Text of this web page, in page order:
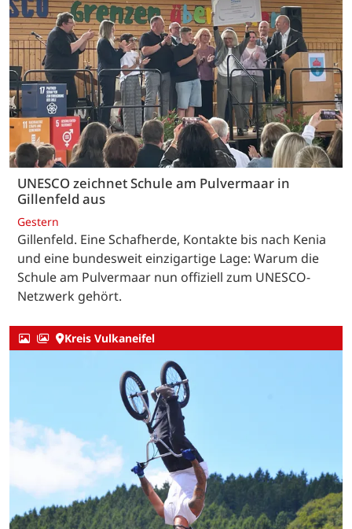
UNESCO zeichnet Schule am Pulvermaar in
Gillenfeld aus
Gestern
Gillenfeld. Eine Schafherde, Kontakte bis nach Kenia
und eine bundesweit einzigartige Lage: Warum die
Schule am Pulvermaar nun offiziell zum UNESCO-
Netzwerk gehört.
Kreis Vulkaneifel